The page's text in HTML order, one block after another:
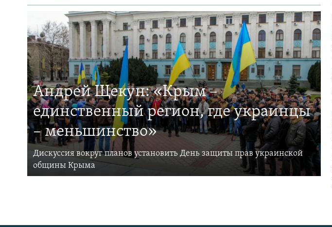
Андрей Щекун: «Крым –
единственный регион, где украинцы
– меньшинство»
Дискуссия вокруг планов установить День защиты прав украинской
общины Крыма